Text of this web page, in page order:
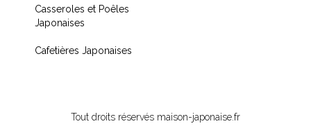
Casseroles et Poêles
Japonaises
Cafetières Japonaises
Tout droits réservés maison-japonaise.fr